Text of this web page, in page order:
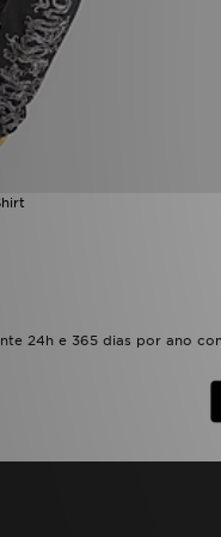
24h e 365 dias por ano